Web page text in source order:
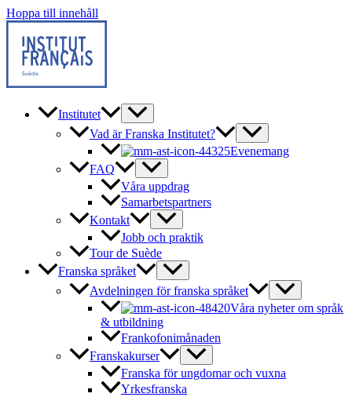
Hoppa till innehåll
Institutet
Vad är Franska Institutet?
Evenemang
FAQ
Våra uppdrag
Samarbetspartners
Kontakt
Jobb och praktik
Tour de Suède
Franska språket
Avdelningen för franska språket
Våra nyheter om språk
& utbildning
Frankofonimånaden
Franskakurser
Franska för ungdomar och vuxna
Yrkesfranska